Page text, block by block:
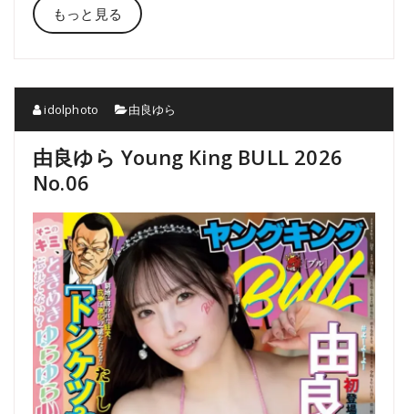
もっと見る
idolphoto 由良ゆら
由良ゆら Young King BULL 2026
No.06